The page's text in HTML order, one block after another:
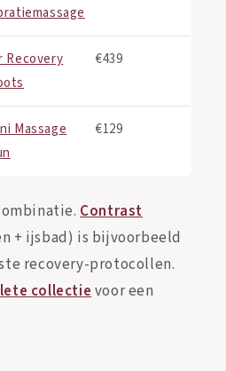
Recovery
€439
Massage
€129
Contrast
+ ijsbad) is bijvoorbeeld
recovery-protocollen.
collectievoor een